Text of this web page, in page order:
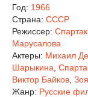
Год: 1966
Страна: СССР
Режиссер:
Марусалова
Актеры: Михаил
Шарыкина
Виктор Байков
Жанр: Русские